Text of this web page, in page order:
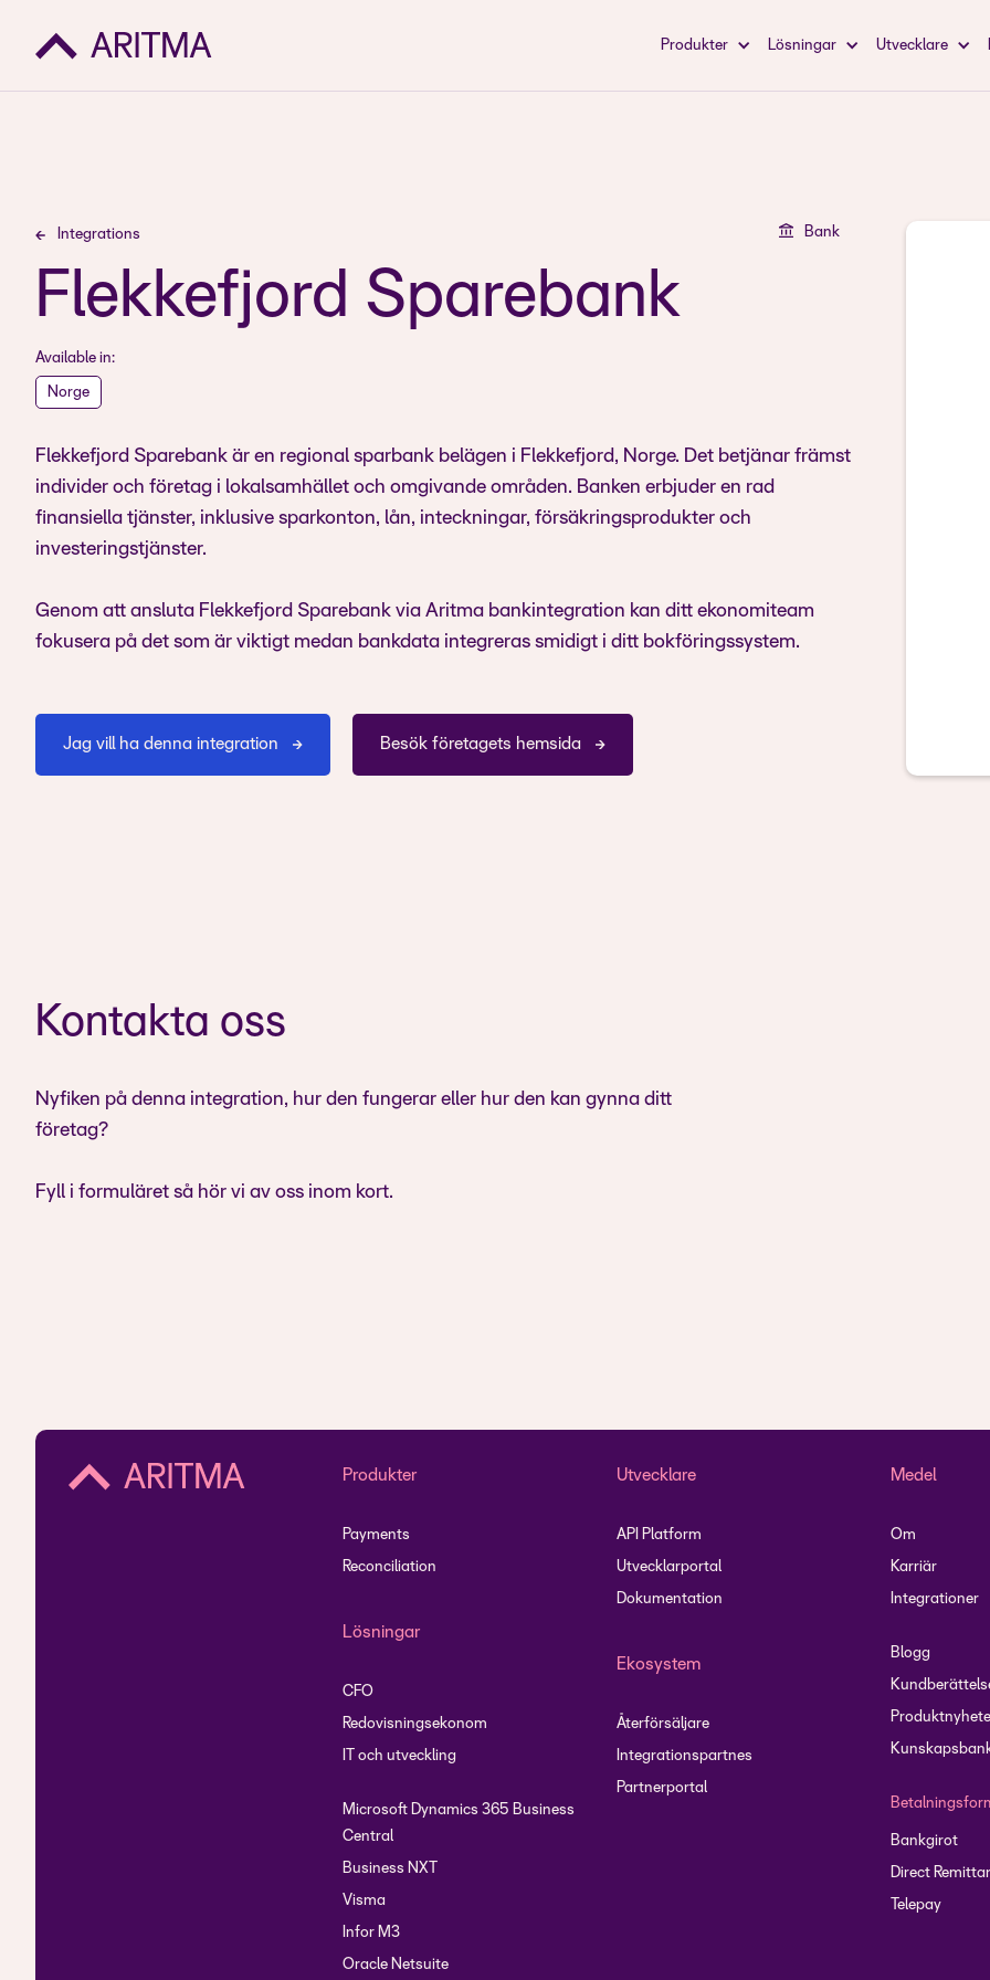
Produkter Lösningar Utvecklare
Integrations Bank
Flekkefjord Sparebank
Available in:
Norge
Flekkefjord Sparebank är en regional sparbank belägen i Flekkefjord, Norge. Det betjänar främst
individer och företag i lokalsamhället och omgivande områden. Banken erbjuder en rad
finansiella tjänster, inklusive sparkonton, lån, inteckningar, försäkringsprodukter och
investeringstjänster.
Genom att ansluta Flekkefjord Sparebank via Aritma bankintegration kan ditt ekonomiteam
fokusera på det som är viktigt medan bankdata integreras smidigt i ditt bokföringssystem.
Jag vill ha denna integration Besök företagets hemsida
Kontakta oss
Nyfiken på denna integration, hur den fungerar eller hur den kan gynna ditt
företag?
Fyll i formuläret så hör vi av oss inom kort.
Produkter
Payments
Reconciliation
Lösningar
CFO
Redovisningsekonom
IT och utveckling
Microsoft Dynamics 365 Business
Central
Business NXT
Visma
Infor M3
Oracle Netsuite
Utvecklare
API Platform
Utvecklarportal
Dokumentation
Ekosystem
Återförsäljare
Integrationspartnes
Partnerportal
Medel
Om
Karriär
Integrationer
Blogg
Bankgirot
Direct
Telepay